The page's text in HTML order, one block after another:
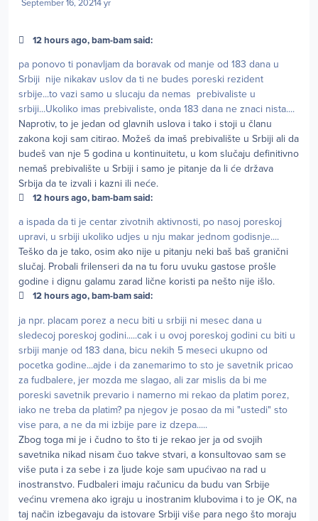
September 16, 20214 yr
12 hours ago, bam-bam said:
pa ponovo ti ponavljam da boravak od manje od 183 dana u
Srbiji nije nikakav uslov da ti ne budes poreski rezident
srbije...to vazi samo u slucaju da nemas prebivaliste u
srbiji...Ukoliko imas prebivaliste, onda 183 dana ne znaci nista....
Naprotiv, to je jedan od glavnih uslova i tako i stoji u članu
zakona koji sam citirao. Možeš da imaš prebivalište u Srbiji ali da
budeš van nje 5 godina u kontinuitetu, u kom slučaju definitivno
nemaš prebivalište u Srbiji i samo je pitanje da li će država
Srbija da te izvali i kazni ili neće.
12 hours ago, bam-bam said:
a ispada da ti je centar zivotnih aktivnosti, po nasoj poreskoj
upravi, u srbiji ukoliko udjes u nju makar jednom godisnje....
Teško da je tako, osim ako nije u pitanju neki baš baš granični
slučaj. Probali frilenseri da na tu foru uvuku gastose prošle
godine i dignu galamu zarad lične koristi pa nešto nije išlo.
12 hours ago, bam-bam said:
ja npr. placam porez a necu biti u srbiji ni mesec dana u
sledecoj poreskoj godini.....cak i u ovoj poreskoj godini cu biti u
srbiji manje od 183 dana, bicu nekih 5 meseci ukupno od
pocetka godine...ajde i da zanemarimo to sto je savetnik pricao
za fudbalere, jer mozda me slagao, ali zar mislis da bi me
poreski savetnik prevario i namerno mi rekao da platim porez,
iako ne treba da platim? pa njegov je posao da mi "ustedi" sto
vise para, a ne da mi izbije pare iz dzepa.....
Zbog toga mi je i čudno to što ti je rekao jer ja od svojih
savetnika nikad nisam čuo takve stvari, a konsultovao sam se
više puta i za sebe i za ljude koje sam upućivao na rad u
inostranstvo. Fudbaleri imaju računicu da budu van Srbije
većinu vremena ako igraju u inostranim klubovima i to je OK, na
taj način izbegavaju da istovare Srbiji više para nego što moraju